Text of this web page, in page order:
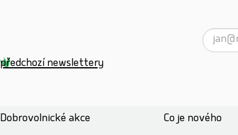
předchozí newslettery
Dobrovolnické akce
Co je nového